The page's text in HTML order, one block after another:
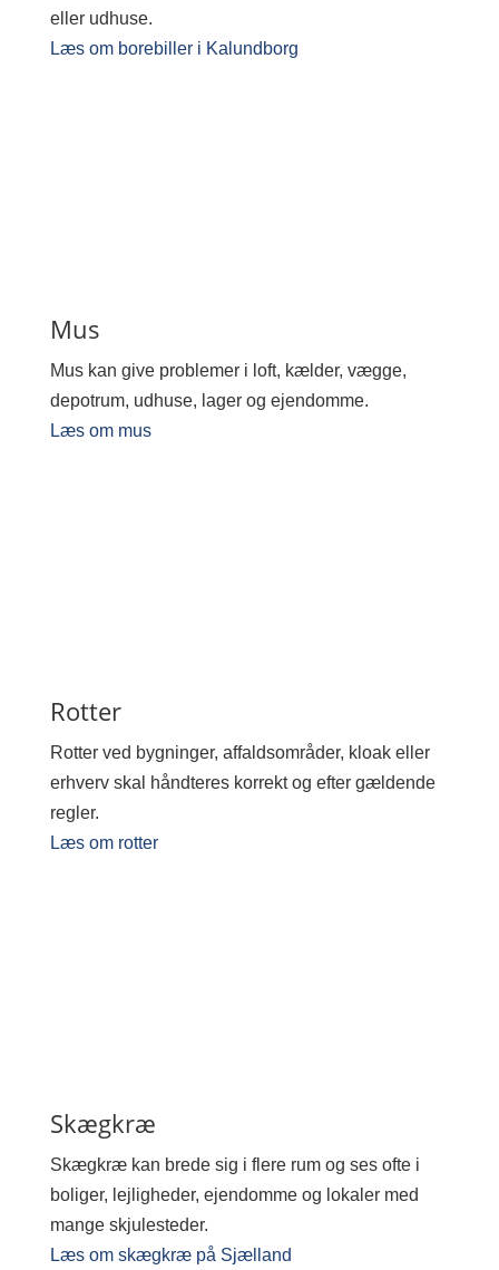
eller udhuse.
Læs om borebiller i Kalundborg
Mus
Mus kan give problemer i loft, kælder, vægge,
depotrum, udhuse, lager og ejendomme.
Læs om mus
Rotter
Rotter ved bygninger, affaldsområder, kloak eller
erhverv skal håndteres korrekt og efter gældende
regler.
Læs om rotter
Skægkræ
Skægkræ kan brede sig i flere rum og ses ofte i
boliger, lejligheder, ejendomme og lokaler med
mange skjulesteder.
Læs om skægkræ på Sjælland